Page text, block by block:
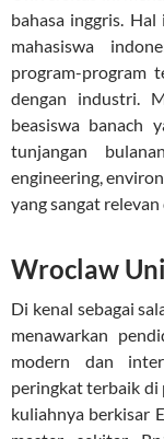
bahasa inggris.
mahasiswa
program-program
dengan industri.
beasiswa banach
tunjangan
engineering,
yang sangat
Wroclaw
Di kenal sebagai
menawarkan
modern dan
peringkat terbaik di
kuliahnya berkisar